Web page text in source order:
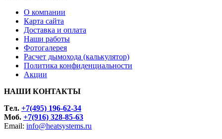
О компании
Карта сайта
Доставка и оплата
Наши работы
Фотогалерея
Расчет дымохода (калькулятор)
Политика конфиденциальности
Акции
НАШИ КОНТАКТЫ
Tел. +7(495) 196-62-34
Моб. +7(916) 328-85-63
Email: info@heatsystems.ru